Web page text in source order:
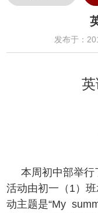
发布于：
本周初中部举行
活动由初一（1）
动主题是“My